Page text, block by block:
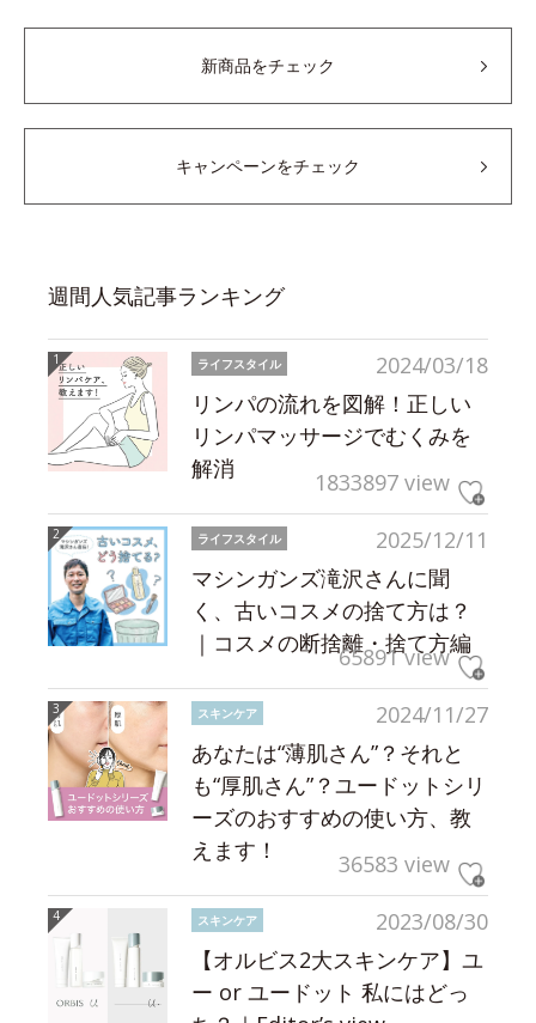
新商品をチェック
キャンペーンをチェック
週間人気記事ランキング
2024/03/18
ライフスタイル
リンパの流れを図解！正しい
リンパマッサージでむくみを
解消
1833897 view
2025/12/11
ライフスタイル
マシンガンズ滝沢さんに聞
く、古いコスメの捨て方は？
｜コスメの断捨離・捨て方編
65891 view
2024/11/27
スキンケア
あなたは“薄肌さん”？それと
も“厚肌さん”？ユードットシリ
ーズのおすすめの使い方、教
えます！
36583 view
2023/08/30
スキンケア
【オルビス2大スキンケア】ユ
ー or ユードット 私にはどっ